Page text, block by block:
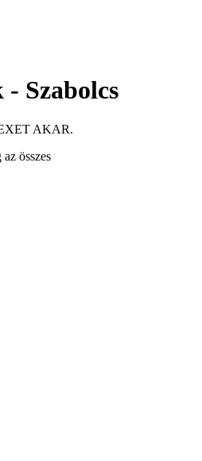
Szabolcs
AKAR.
összes